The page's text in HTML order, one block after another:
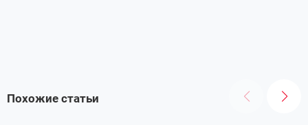
Похожие статьи